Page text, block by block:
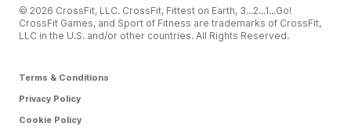
© 2026 CrossFit, LLC. CrossFit, Fittest on Earth, 3...2...1...Go!
CrossFit Games, and Sport of Fitness are trademarks of CrossFit,
LLC in the U.S. and/or other countries. All Rights Reserved.
Terms & Conditions
Privacy Policy
Cookie Policy